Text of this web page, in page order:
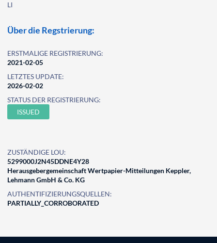
LI
Über die Regstrierung:
ERSTMALIGE REGISTRIERUNG:
2021-02-05
LETZTES UPDATE:
2026-02-02
STATUS DER REGISTRIERUNG:
ISSUED
ZUSTÄNDIGE LOU:
5299000J2N45DDNE4Y28
Herausgebergemeinschaft Wertpapier-Mitteilungen Keppler,
Lehmann GmbH & Co. KG
AUTHENTIFIZIERUNGSQUELLEN:
PARTIALLY_CORROBORATED